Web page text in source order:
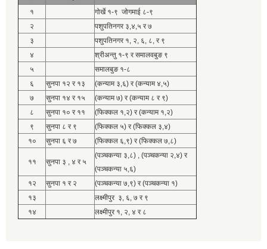
१
गोर्खे १-९ जोगमाई ८-९
२
पशुपतिनगर ३,४,५ र ७
३
पशुपतिनगर १, २, ६, ८, र ९
४
श्रीअन्तु १-९ र समालवबुङ ९
५
समालबुङ १-८
६
सुनपा १२ र १३
(कन्याम ३,६) र (कन्याम ४,५)
७
सुनपा १४ र १५
(कन्याम ७) र (कन्याम ८ र ९)
८
सुनपा १० र ११
(फिक्कल १,२) र (कन्याम १,२)
९
सुनपा ८ र ९
(फिक्कल ५) र (फिक्कल ३,४)
१०
सुनपा ६ र ७ (फिक्कल ६,९) र (फिक्कल ७,८)
११ सुनपा ३ , ४ र ५
(पञ्चकन्या ३,८) , (पञ्चकन्या २,४) र
(पञ्चकन्या ५,६)
१२
सुनपा १ र २
(पञ्चकन्या ७,९) र (पञ्चकन्या १)
१३
लक्ष्मीपुर ३, ६, ७ र ९
१४
लक्ष्मीपुर १, २, ४ र ८